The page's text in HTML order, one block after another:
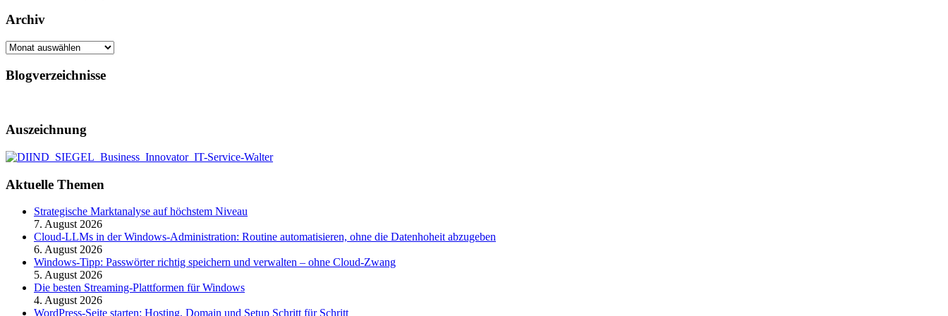
Archiv
Archiv
Blogverzeichnisse
Auszeichnung
Aktuelle Themen
Strategische Marktanalyse auf höchstem Niveau
7. August 2026
Cloud-LLMs in der Windows-Administration: Routine automatisieren, ohne die Datenhoheit abzugeben
6. August 2026
Windows-Tipp: Passwörter richtig speichern und verwalten – ohne Cloud-Zwang
5. August 2026
Die besten Streaming-Plattformen für Windows
4. August 2026
WordPress-Seite starten: Hosting, Domain und Setup Schritt für Schritt